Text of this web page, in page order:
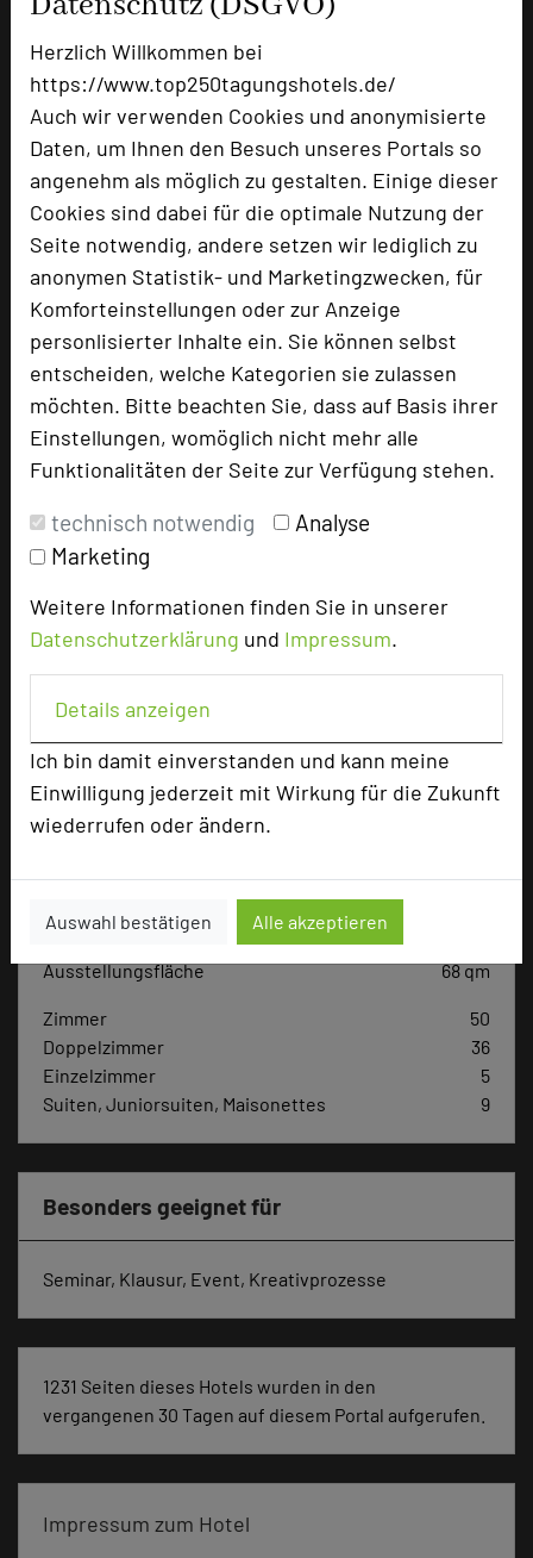
Herzlich Willkommen bei
https://www.top250tagungshotels.de/
Auch wir verwenden Cookies und anonymisierte
Daten, um Ihnen den Besuch unseres Portals so
angenehm als möglich zu gestalten. Einige dieser
Cookies sind dabei für die optimale Nutzung der
Seite notwendig, andere setzen wir lediglich zu
anonymen Statistik- und Marketingzwecken, für
Komforteinstellungen oder zur Anzeige
personlisierter Inhalte ein. Sie können selbst
entscheiden, welche Kategorien sie zulassen
möchten. Bitte beachten Sie, dass auf Basis ihrer
Einstellungen, womöglich nicht mehr alle
Funktionalitäten der Seite zur Verfügung stehen.
technisch notwendig
Analyse
Marketing
Weitere Informationen finden Sie in unserer
Datenschutzerklärung und Impressum.
Details anzeigen
Ich bin damit einverstanden und kann meine
Einwilligung jederzeit mit Wirkung für die Zukunft
wiederrufen oder ändern.
Auswahl bestätigen Alle akzeptieren
Best Western Plus BierKulturHotel Schwanen
Schwanengasse 18 - 20
89584 Ehingen
phone +49 7391 77085-0
mail Email
language Homepage
zur Tagungsanfrage hinzufügen
Bewertung
Tagungsplaner
Tagungsteilnehmer
Hotel bewerten
Hoteldaten
Max. Tagungskapazität (Personen)
U-Form
Tagungsräume
Ausstellungsfläche 68 qm
Zimmer
50
Doppelzimmer
36
Einzelzimmer
5
Suiten, Juniorsuiten, Maisonettes
9
Besonders geeignet für
Seminar, Klausur, Event, Kreativprozesse
1231 Seiten dieses Hotels wurden in den
vergangenen 30 Tagen auf diesem Portal aufgerufen.
Impressum zum Hotel